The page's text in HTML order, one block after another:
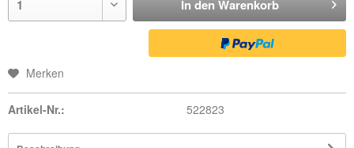
In den Warenkorb
Merken
Artikel-Nr.: 522823